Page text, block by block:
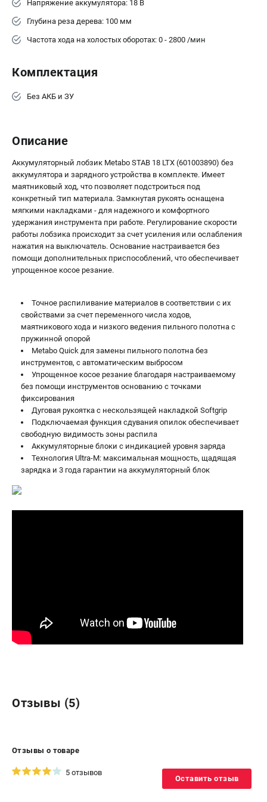
+7 (911) 360-06-14 | +7 (8112) 59-10-67
zakaz@metabo-market.ru
Напряжение аккумулятора: 18 В
Глубина реза дерева: 100 мм
Частота хода на холостых оборотах: 0 - 2800 /мин
Комплектация
Без АКБ и ЗУ
Описание
Аккумуляторный лобзик Metabo STAB 18 LTX (601003890) без
аккумулятора и зарядного устройства в комплекте. Имеет
маятниковый ход, что позволяет подстроиться под
конкретный тип материала. Замкнутая рукоять оснащена
мягкими накладками - для надежного и комфортного
удержания инструмента при работе. Регулирование скорости
работы лобзика происходит за счет усиления или ослабления
нажатия на выключатель. Основание настраивается без
помощи дополнительных приспособлений, что обеспечивает
упрощенное косое резание.
Точное распиливание материалов в соответствии с их
свойствами за счет переменного числа ходов,
маятникового хода и низкого ведения пильного полотна с
пружинной опорой
Metabo Quick для замены пильного полотна без
инструментов, с автоматическим выбросом
Упрощенное косое резание благодаря настраиваемому
без помощи инструментов основанию с точками
фиксирования
Дуговая рукоятка с нескользящей накладкой Softgrip
Подключаемая функция сдувания опилок обеспечивает
свободную видимость зоны распила
Аккумуляторные блоки с индикацией уровня заряда
Технология Ultra-M: максимальная мощность, щадящая
зарядка и 3 года гарантии на аккумуляторный блок
Отзывы (5)
Отзывы о товаре
5 отзывов
Оставить отзыв